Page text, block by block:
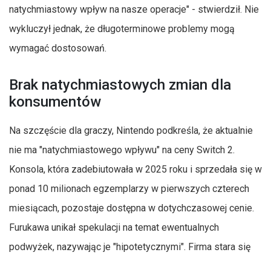
natychmiastowy wpływ na nasze operacje" - stwierdził. Nie
wykluczył jednak, że długoterminowe problemy mogą
wymagać dostosowań.
Brak natychmiastowych zmian dla
konsumentów
Na szczęście dla graczy, Nintendo podkreśla, że aktualnie
nie ma "natychmiastowego wpływu" na ceny Switch 2.
Konsola, która zadebiutowała w 2025 roku i sprzedała się w
ponad 10 milionach egzemplarzy w pierwszych czterech
miesiącach, pozostaje dostępna w dotychczasowej cenie.
Furukawa unikał spekulacji na temat ewentualnych
podwyżek, nazywając je "hipotetycznymi". Firma stara się